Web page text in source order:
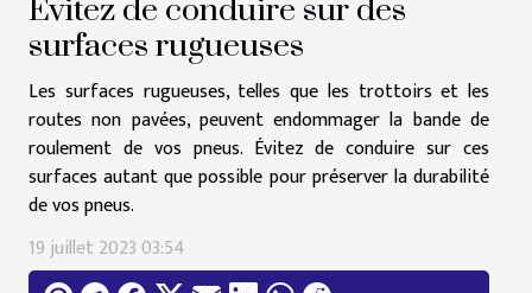
Évitez de conduire sur des
surfaces rugueuses
Les surfaces rugueuses, telles que les trottoirs et les
routes non pavées, peuvent endommager la bande de
roulement de vos pneus. Évitez de conduire sur ces
surfaces autant que possible pour préserver la durabilité
de vos pneus.
19 juillet 2023 03:54